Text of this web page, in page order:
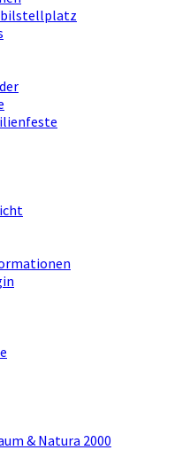
& Natura 2000